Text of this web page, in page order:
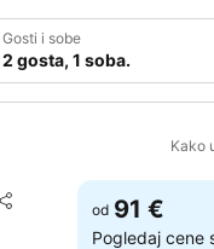
Gosti i sobe
2 gosta, 1 soba.
Kako
Deli
Dodati u favorite
od 91 €
Pogledaj cene